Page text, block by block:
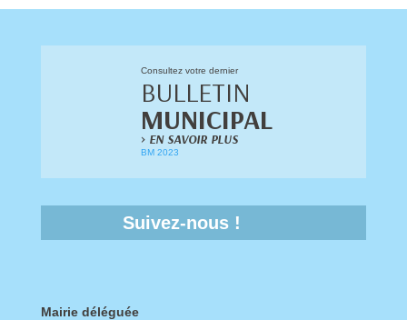
Consultez votre dernier
BULLETIN
MUNICIPAL
> EN SAVOIR PLUS
BM 2023
Suivez-nous !
Mairie déléguée